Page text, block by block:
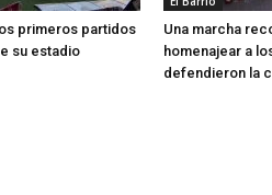
primeros partidos
su estadio
Una marcha
homenajear a
defendieron la